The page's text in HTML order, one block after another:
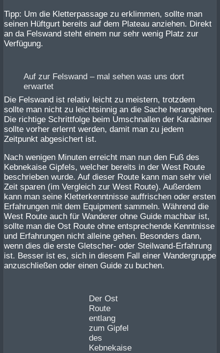
Tipp: Um die Kletterpassage zu erklimmen, sollte man
seinen Hüftgurt bereits auf dem Plateau anziehen. Direkt
an da Felswand steht einem nur sehr wenig Platz zur
Verfügung.
Auf zur Felswand – mal sehen was uns dort
erwartet
Die Felswand ist relativ leicht zu meistern, trotzdem
sollte man nicht zu leichtsinnig an die Sache herangehen.
Die richtige Schrittfolge beim Umschnallen der Karabiner
sollte vorher erlernt werden, damit man zu jedem
Zeitpunkt abgesichert ist.
Nach wenigen Minuten erreicht man nun den Fuß des
Kebnekaise Gipfels, welcher bereits in der West Route
beschrieben wurde. Auf dieser Route kann man sehr viel
Zeit sparen (im Vergleich zur West Route). Außerdem
kann man seine Kletterkenntnisse auffrischen oder ersten
Erfahrungen mit dem Equipment sammeln. Während die
West Route auch für Wanderer ohne Guide machbar ist,
sollte man die Ost Route ohne entsprechende Kenntnisse
und Erfahrungen nicht alleine gehen. Besonders dann,
wenn dies die erste Gletscher- oder Steilwand-Erfahrung
ist. Besser ist es, sich in diesem Fall einer Wandergruppe
anzuschließen oder einen Guide zu buchen.
Der Ost
Route
entlang
zum Gipfel
des
Kebnekaise